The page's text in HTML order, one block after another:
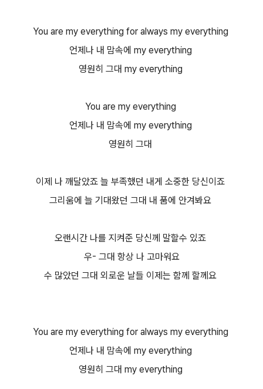
You are my everything for always my everything
언제나 내 맘속에 my everything
영원히 그대 my everything
You are my everything
언제나 내 맘속에 my everything
영원히 그대
이제 나 깨달았죠 늘 부족했던 내게 소중한 당신이죠
그리움에 늘 기대왔던 그대 내 품에 안겨봐요
오랜시간 나를 지켜준 당신께 말할수 있죠
우- 그대 항상 나 고마워요
수 많았던 그대 외로운 날들 이제는 함께 할께요
You are my everything for always my everything
언제나 내 맘속에 my everything
영원히 그대 my everything